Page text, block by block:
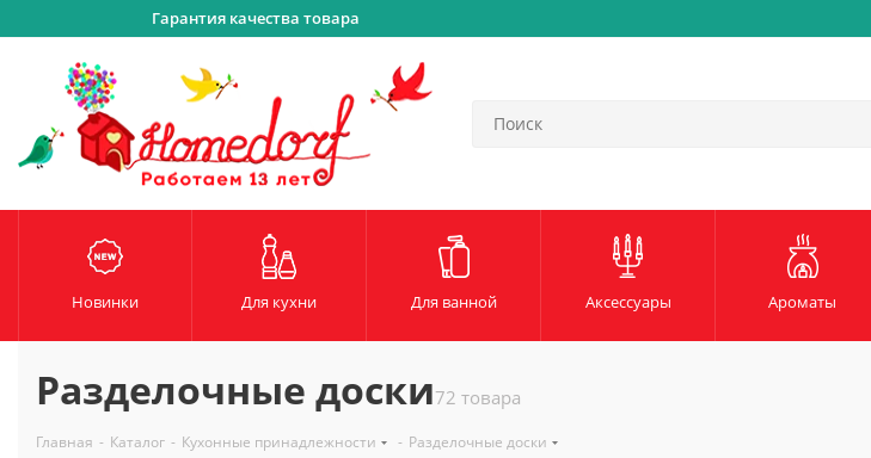
Гарантия качества товара
Новинки Для кухни Для ванной Аксессуары Ароматы
Разделочные доски72 товара
Главная - Каталог - Кухонные принадлежности - Разделочные доски